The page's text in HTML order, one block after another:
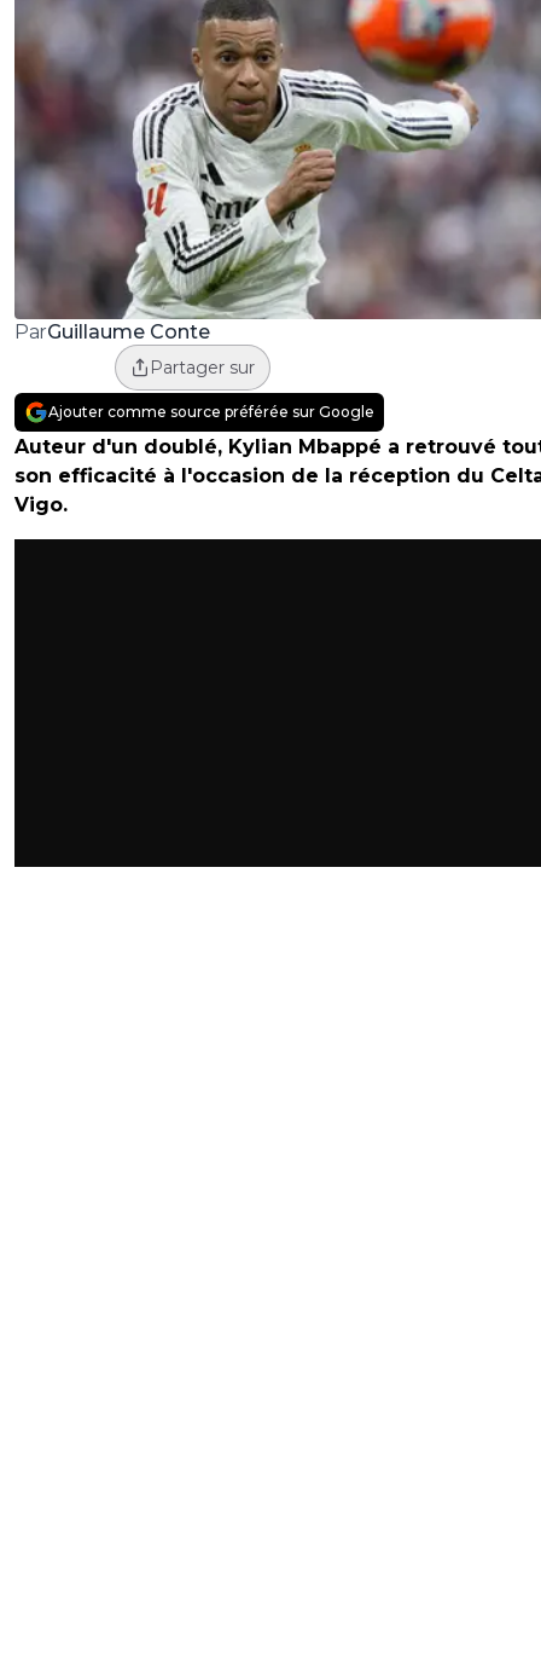
ParGuillaume Conte
Partager sur
Ajouter comme source préférée sur Google
Auteur d'un doublé, Kylian Mbappé a retrouvé
son efficacité à l'occasion de la réception du
Vigo.